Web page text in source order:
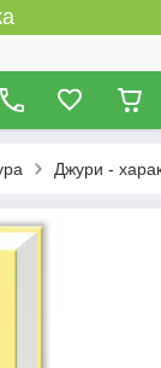
Джури -